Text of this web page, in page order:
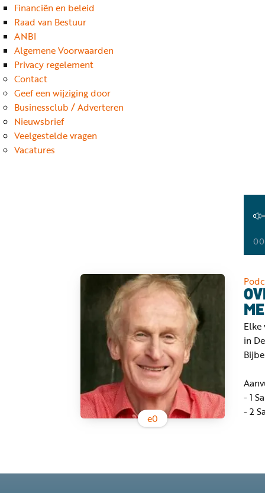
Financiën en beleid
Raad van Bestuur
ANBI
Algemene Voorwaarden
Privacy regelement
Contact
Geef een wijziging door
Businessclub / Adverteren
Nieuwsbrief
Veelgestelde vragen
Vacatures
e0
Elke
in
- 1
- 2